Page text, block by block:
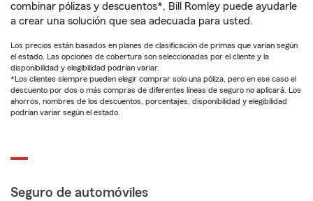
combinar pólizas y descuentos*, Bill Romley puede ayudarle
a crear una solución que sea adecuada para usted.
Los precios están basados en planes de clasificación de primas que varían según
el estado. Las opciones de cobertura son seleccionadas por el cliente y la
disponibilidad y elegibilidad podrían variar.
*Los clientes siempre pueden elegir comprar solo una póliza, pero en ese caso el
descuento por dos o más compras de diferentes líneas de seguro no aplicará. Los
ahorros, nombres de los descuentos, porcentajes, disponibilidad y elegibilidad
podrían variar según el estado.
Seguro de automóviles